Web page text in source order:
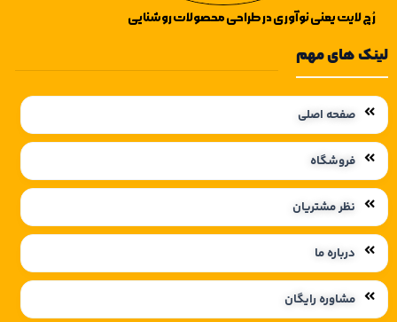
رُچ لایت یعنی نوآوری در طراحی محصولات روشنایی
لینک های مهم
صفحه اصلی
فروشگاه
نظر مشتریان
درباره ما
مشاوره رایگان